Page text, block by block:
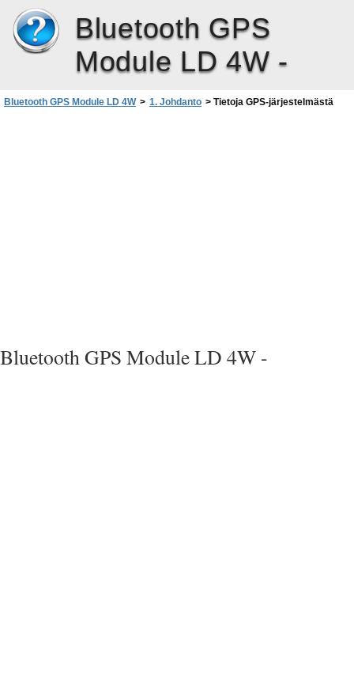
Bluetooth GPS
Module LD 4W -
Bluetooth GPS Module LD 4W > 1. Johdanto > Tietoja GPS-järjestelmästä
Bluetooth GPS Module LD 4W -